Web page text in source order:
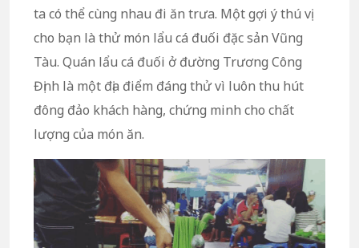
ta có thể cùng nhau đi ăn trưa. Một gợi ý thú vị
cho bạn là thử món lẩu cá đuối đặc sản Vũng
Tàu. Quán lẩu cá đuối ở đường Trương Công
Định là một địa điểm đáng thử vì luôn thu hút
đông đảo khách hàng, chứng minh cho chất
lượng của món ăn.